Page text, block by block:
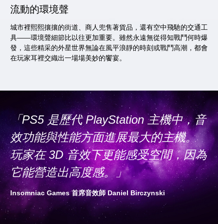
流動的環境聲
城市裡熙熙攘攘的街道、商人兜售著貨品，還有空中飛馳的交通工
具——環境聲細節比以往更加重要。雖然永遠無從得知戰鬥何時爆
發，這些精采的外星世界無論在風平浪靜的時刻或戰鬥高潮，都會
在玩家耳裡交織出一場場美妙的饗宴。
「PS5 是歷代 PlayStation 主機中，音
效功能與性能方面進展最大的主機。
玩家在 3D 音效下更能感受空間，因為
它能營造出高度感。」
Insomniac Games 首席音效師 Daniel Birczynski